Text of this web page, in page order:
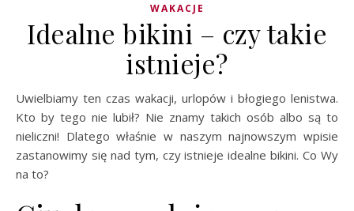
WAKACJE
Idealne bikini – czy takie
istnieje?
Uwielbiamy ten czas wakacji, urlopów i błogiego lenistwa.
Kto by tego nie lubił? Nie znamy takich osób albo są to
nieliczni! Dlatego właśnie w naszym najnowszym wpisie
zastanowimy się nad tym, czy istnieje idealne bikini. Co Wy
na to?